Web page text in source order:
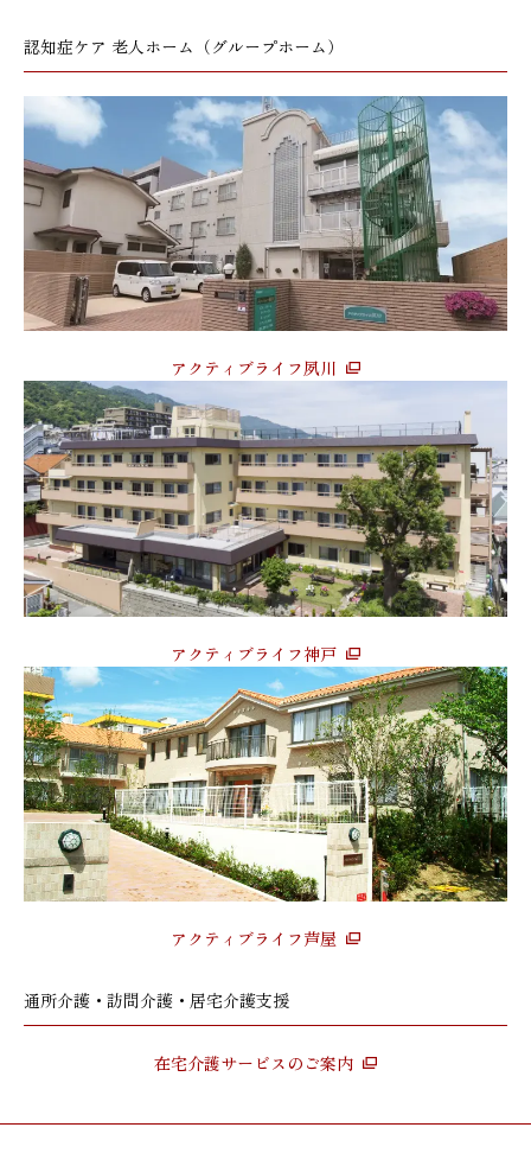
認知症ケア 老人ホーム（グループホーム）
アクティブライフ夙川
アクティブライフ神戸
アクティブライフ芦屋
通所介護・訪問介護・居宅介護支援
在宅介護サービスのご案内